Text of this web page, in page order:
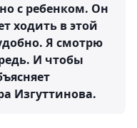
с ребенком. Он
ходить в этой
Я смотрю
И чтобы
Изгуттинова.